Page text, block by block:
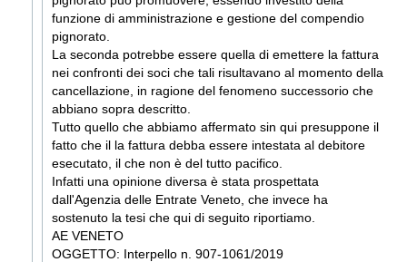
funzione di amministrazione e gestione del compendio
pignorato.
La seconda potrebbe essere quella di emettere la fattura
nei confronti dei soci che tali risultavano al momento della
cancellazione, in ragione del fenomeno successorio che
abbiano sopra descritto.
Tutto quello che abbiamo affermato sin qui presuppone il
fatto che il la fattura debba essere intestata al debitore
esecutato, il che non è del tutto pacifico.
Infatti una opinione diversa è stata prospettata
dall'Agenzia delle Entrate Veneto, che invece ha
sostenuto la tesi che qui di seguito riportiamo.
AE VENETO
OGGETTO: Interpello n. 907-1061/2019